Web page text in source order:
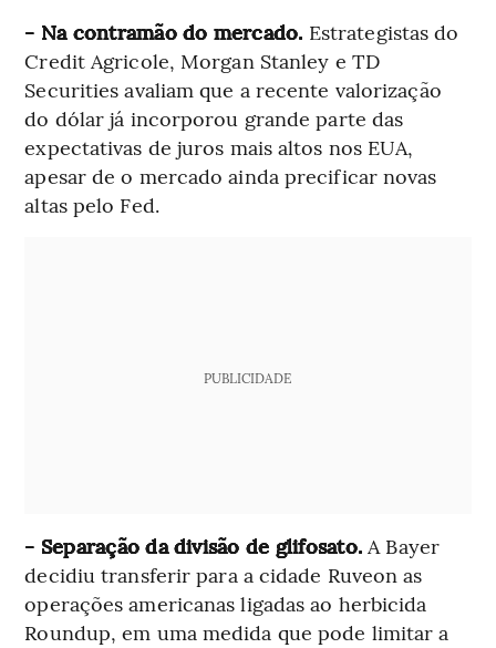
- Na contramão do mercado. Estrategistas do
Credit Agricole, Morgan Stanley e TD
Securities avaliam que a recente valorização
do dólar já incorporou grande parte das
expectativas de juros mais altos nos EUA,
apesar de o mercado ainda precificar novas
altas pelo Fed.
PUBLICIDADE
- Separação da divisão de glifosato.A Bayer
decidiu transferir para a cidade Ruveon as
operações americanas ligadas ao herbicida
Roundup, em uma medida que pode limitar a